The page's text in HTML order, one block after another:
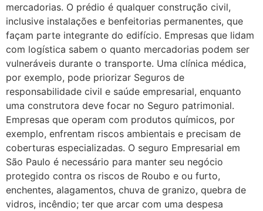
mercadorias. O prédio é qualquer construção civil,
inclusive instalações e benfeitorias permanentes, que
façam parte integrante do edifício. Empresas que lidam
com logística sabem o quanto mercadorias podem ser
vulneráveis durante o transporte. Uma clínica médica,
por exemplo, pode priorizar Seguros de
responsabilidade civil e saúde empresarial, enquanto
uma construtora deve focar no Seguro patrimonial.
Empresas que operam com produtos químicos, por
exemplo, enfrentam riscos ambientais e precisam de
coberturas especializadas. O seguro Empresarial em
São Paulo é necessário para manter seu negócio
protegido contra os riscos de Roubo e ou furto,
enchentes, alagamentos, chuva de granizo, quebra de
vidros, incêndio; ter que arcar com uma despesa